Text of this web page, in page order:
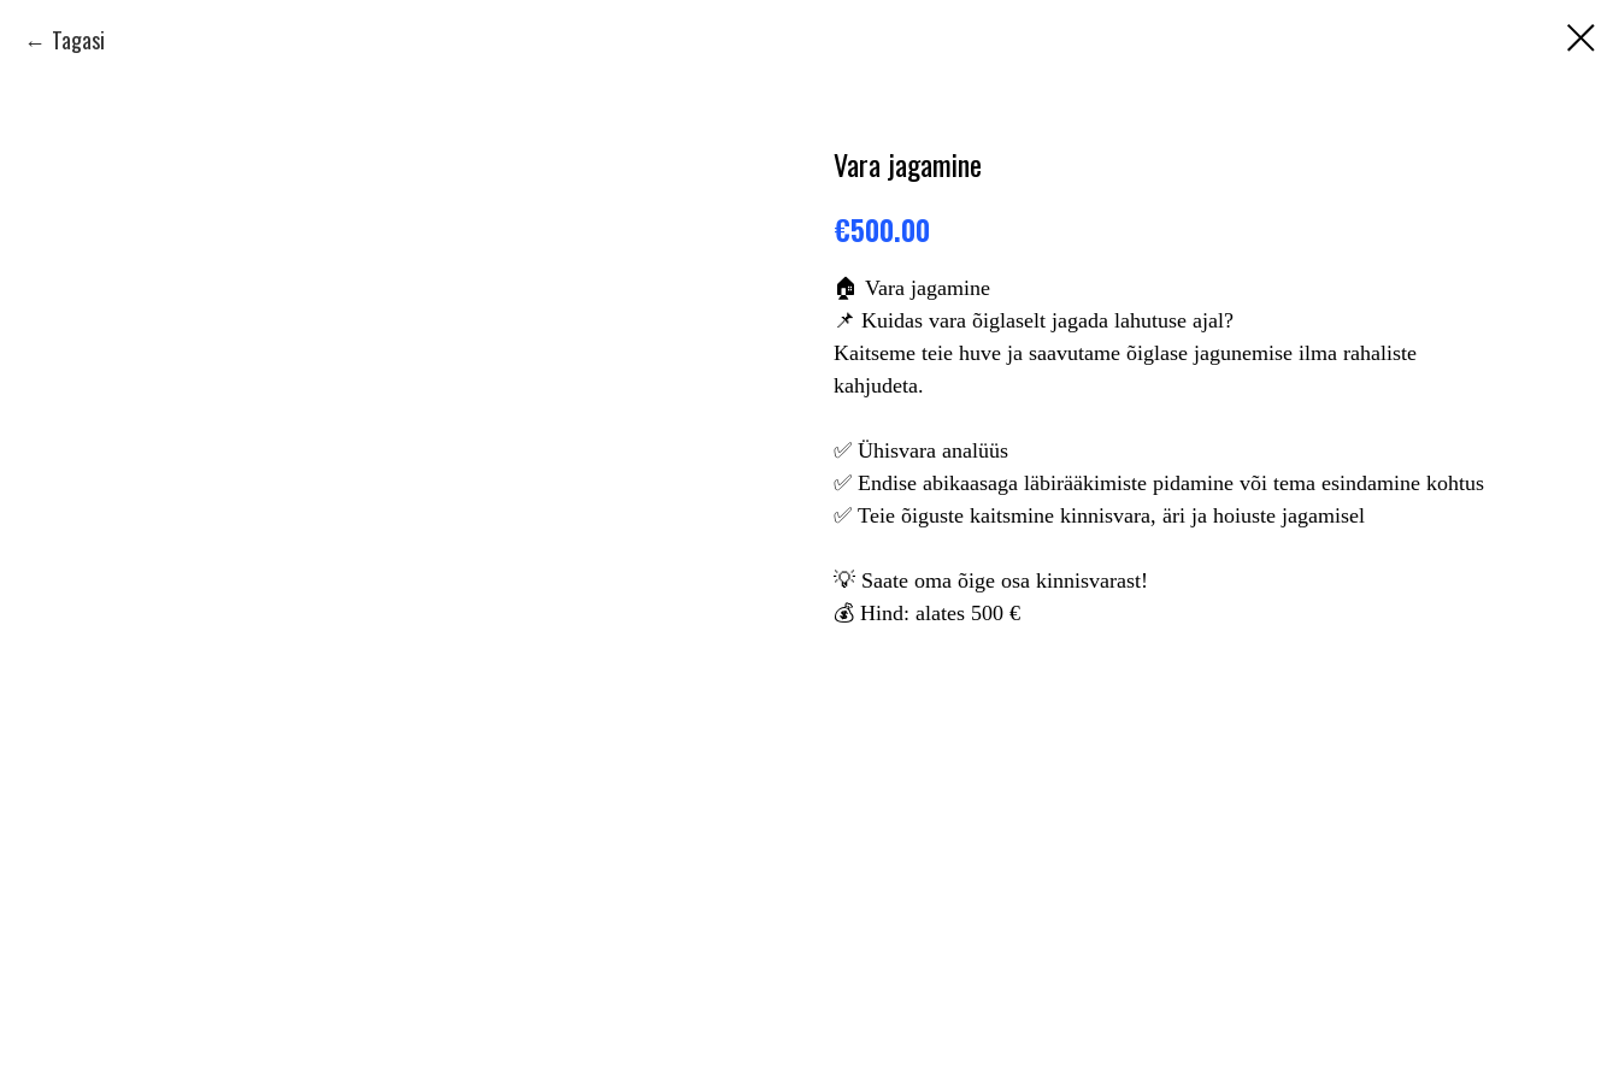
Tagasi
Vara jagamine
€500.00
🏠 Vara jagamine
📌 Kuidas vara õiglaselt jagada lahutuse ajal?
Kaitseme teie huve ja saavutame õiglase jagunemise ilma rahaliste
kahjudeta.
✅ Ühisvara analüüs
✅ Endise abikaasaga läbirääkimiste pidamine või tema esindamine kohtus
✅ Teie õiguste kaitsmine kinnisvara, äri ja hoiuste jagamisel
💡 Saate oma õige osa kinnisvarast!
💰 Hind: alates 500 €